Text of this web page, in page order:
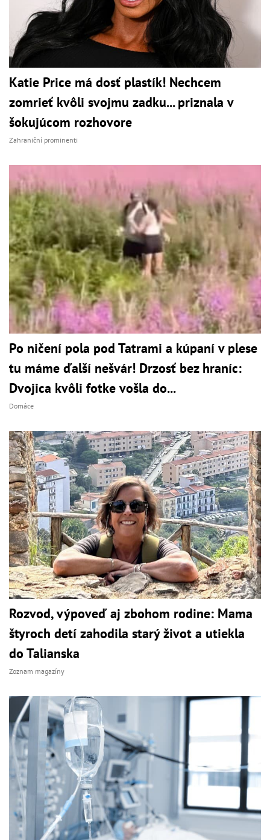
Katie Price má dosť plastík! Nechcem
zomrieť kvôli svojmu zadku... priznala v
šokujúcom rozhovore
Zahraniční prominenti
Po ničení pola pod Tatrami a kúpaní v plese
tu máme ďalší nešvár! Drzosť bez hraníc:
Dvojica kvôli fotke vošla do...
Domáce
Rozvod, výpoveď aj zbohom rodine: Mama
štyroch detí zahodila starý život a utiekla
do Talianska
Zoznam magazíny